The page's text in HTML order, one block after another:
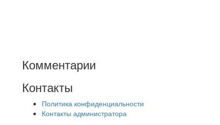
Комментарии
Контакты
Политика конфиденциальности
Контакты администратора